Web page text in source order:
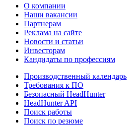
О компании
Наши вакансии
Партнерам
Реклама на сайте
Новости и статьи
Инвесторам
Кандидаты по профессиям
Производственный календарь
Требования к ПО
Безопасный HeadHunter
HeadHunter API
Поиск работы
Поиск по резюме